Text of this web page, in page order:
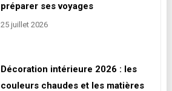
préparer ses voyages
25 juillet 2026
Décoration intérieure 2026 : les
couleurs chaudes et les matières